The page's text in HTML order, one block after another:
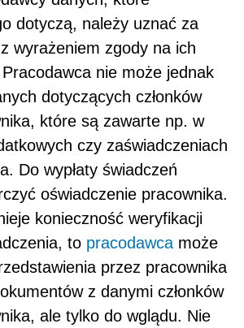
dotyczą, należy uznać za
wyrażeniem zgody na ich
nie może jednak
dotyczących członków
które są zawarte np. w
czy zaświadczeniach
Do wypłaty świadczeń
oświadczenie pracownika.
konieczność weryfikacji
to pracodawca może
przez pracownika
z danymi członków
ale tylko do wglądu. Nie